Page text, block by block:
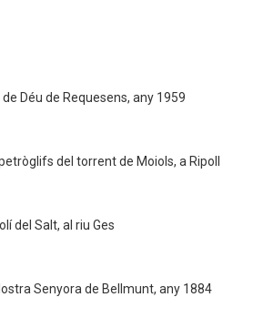
Déu de Requesens, any 1959
petròglifs del torrent de Moiols, a Ripoll
del Salt, al riu Ges
Senyora de Bellmunt, any 1884